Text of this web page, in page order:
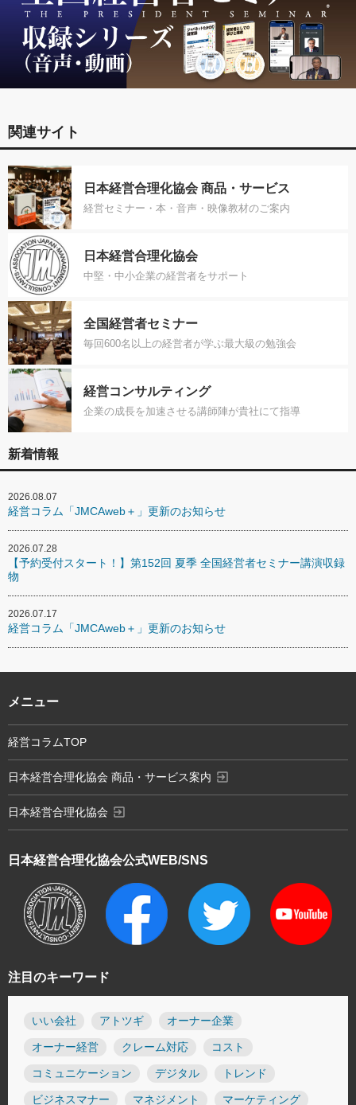
関連サイト
日本経営合理化協会 商品・サービス
経営セミナー・本・音声・映像教材のご案内
日本経営合理化協会
中堅・中小企業の経営者をサポート
全国経営者セミナー
毎回600名以上の経営者が学ぶ最大級の勉強会
経営コンサルティング
企業の成長を加速させる講師陣が貴社にて指導
新着情報
2026.08.07
経営コラム「JMCAweb＋」更新のお知らせ
2026.07.28
【予約受付スタート！】第152回 夏季 全国経営者セミナー講演収録
物
2026.07.17
経営コラム「JMCAweb＋」更新のお知らせ
注目のキーワード
いい会社 アトツギ オーナー企業
オーナー経営 クレーム対応 コスト
コミュニケーション デジタル トレンド
ビジネスマナー マネジメント マーケティング
日本経営合理化協会公式WEB/SNS
メニュー
経営コラムTOP
日本経営合理化協会 商品・サービス案内 exit_to_app
日本経営合理化協会 exit_to_app